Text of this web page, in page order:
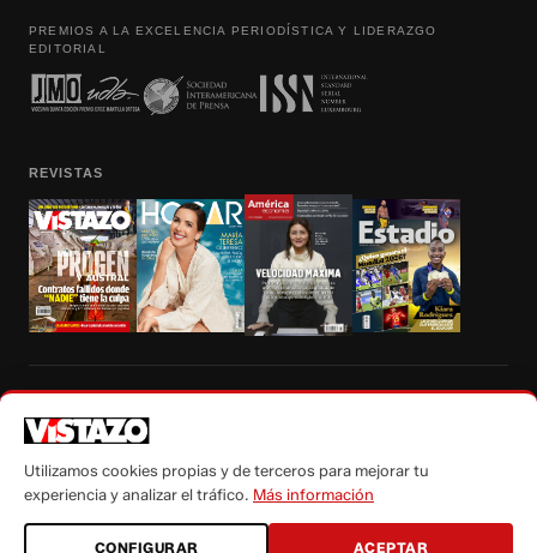
PREMIOS A LA EXCELENCIA PERIODÍSTICA Y LIDERAZGO
EDITORIAL
REVISTAS
autorización escrita de su titular, de todos los contenidos de Vistazo.com.
Utilizamos cookies propias y de terceros para mejorar tu
experiencia y analizar el tráfico. Más información
CONFIGURAR ACEPTAR